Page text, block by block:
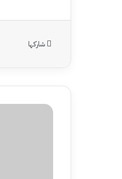
شاركها
الصويرة